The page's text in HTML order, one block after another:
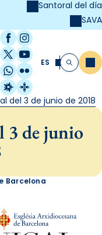
Santoral del día
SAVA
Facebook
Instagram
X / Twitter
YouTube
WhatsApp
Flickr
Radio Estel
Catalunya
ES Buscar
del 3 de junio de 2018
3 de junio
Barcelona